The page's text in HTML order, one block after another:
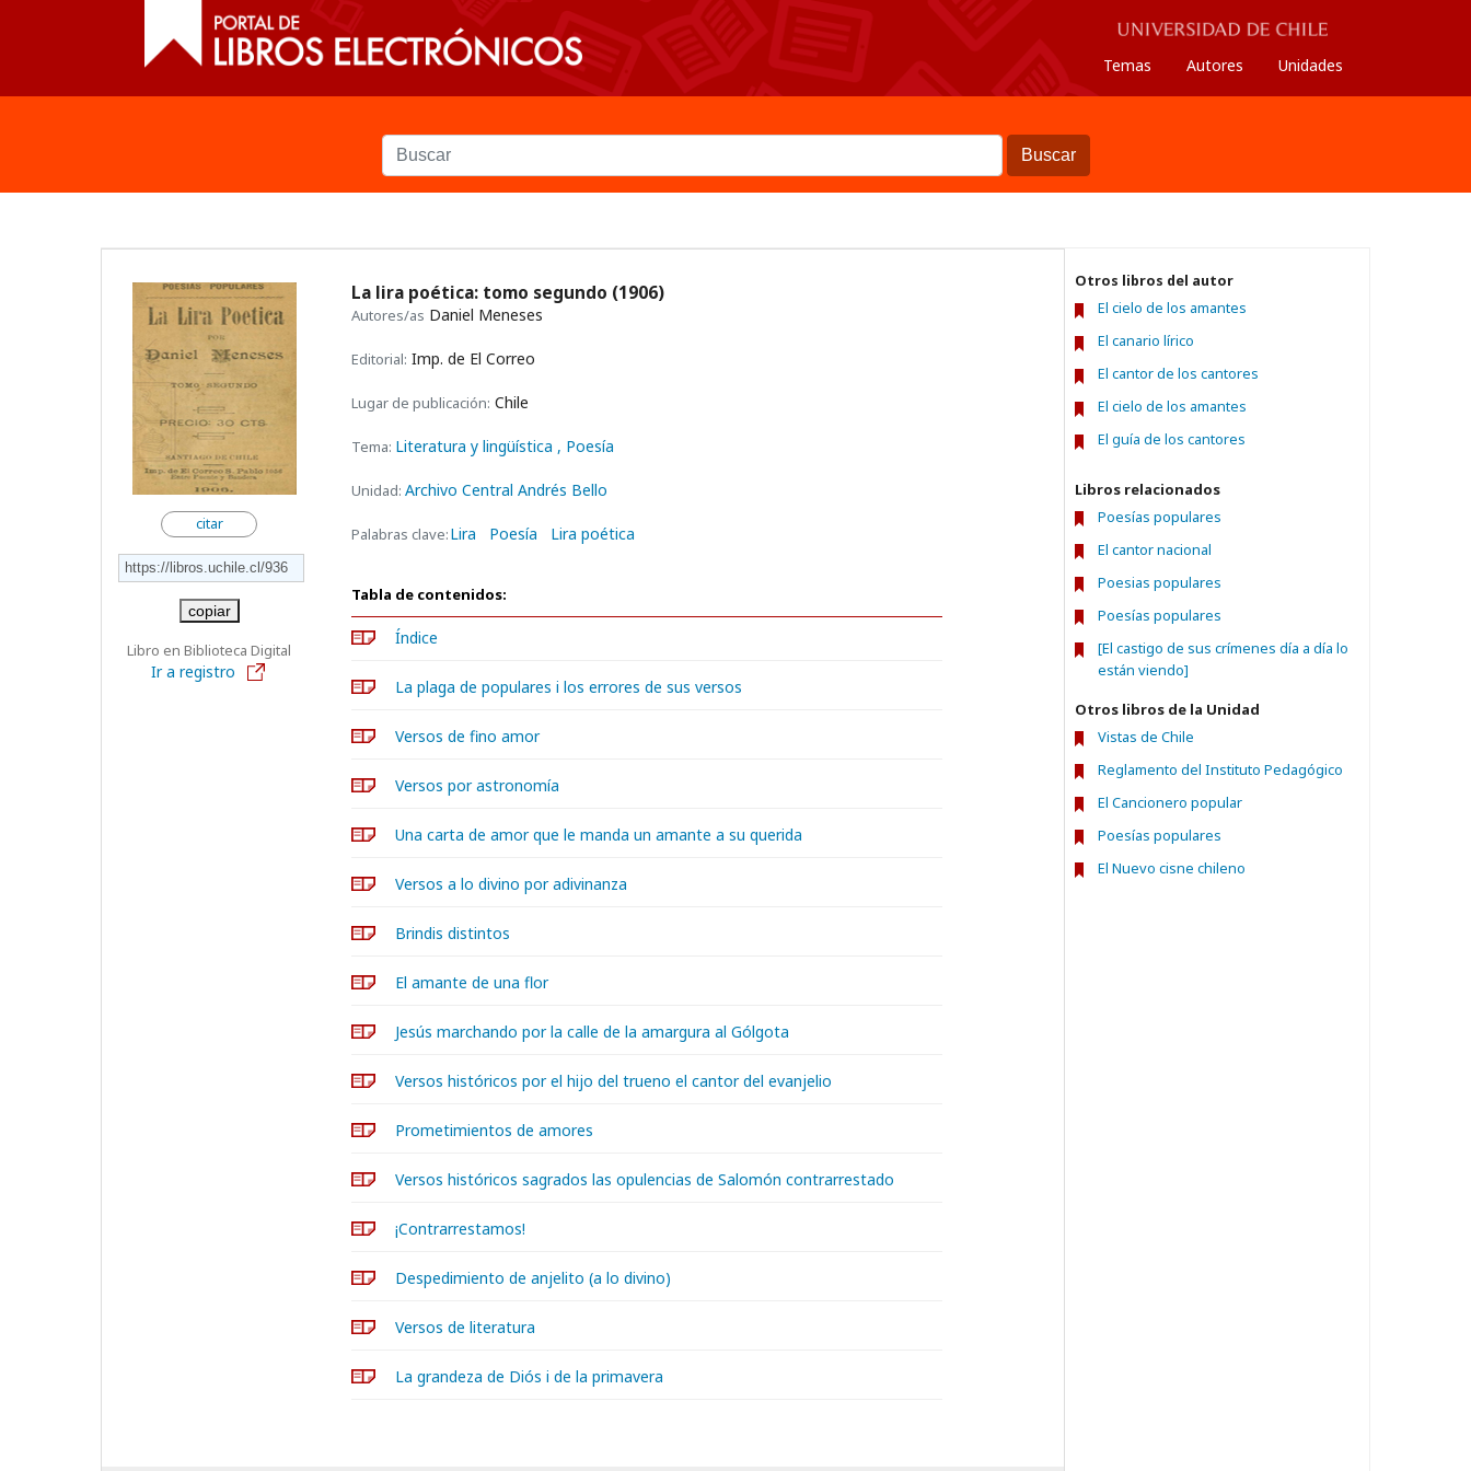
Temas Autores Unidades
Buscar
citar
copiar
Libro en Biblioteca Digital
Ir a registro
La lira poética: tomo segundo (1906)
Autores/as Daniel Meneses
Editorial: Imp. de El Correo
Lugar de publicación: Chile
Tema: Literatura y lingüística , Poesía
Unidad: Archivo Central Andrés Bello
Palabras clave:Lira Poesía Lira poética
Tabla de contenidos:
Índice
La plaga de populares i los errores de sus versos
Versos de fino amor
Versos por astronomía
Una carta de amor que le manda un amante a su querida
Versos a lo divino por adivinanza
Brindis distintos
El amante de una flor
Jesús marchando por la calle de la amargura al Gólgota
Versos históricos por el hijo del trueno el cantor del evanjelio
Prometimientos de amores
Versos históricos sagrados las opulencias de Salomón contrarrestado
¡Contrarrestamos!
Despedimiento de anjelito (a lo divino)
Versos de literatura
La grandeza de Diós i de la primavera
Otros libros del autor
El cielo de los amantes
El canario lírico
El cantor de los cantores
El cielo de los amantes
El guía de los cantores
Libros relacionados
Poesías populares
El cantor nacional
Poesias populares
Poesías populares
[El castigo de sus crímenes día a día lo
están viendo]
Otros libros de la Unidad
Vistas de Chile
Reglamento del Instituto Pedagógico
El Cancionero popular
Poesías populares
El Nuevo cisne chileno